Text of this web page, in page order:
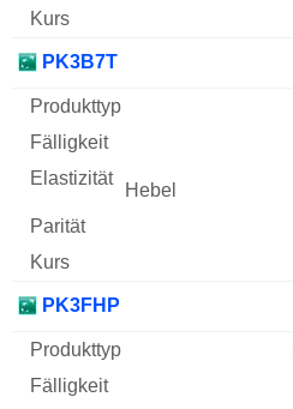
PK3B7T
PK3FHP